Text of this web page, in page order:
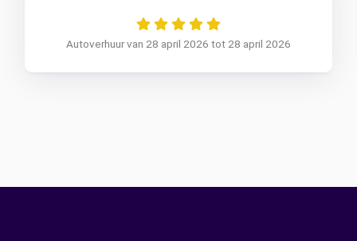
Autoverhuur van 28 april 2026 tot 28 april 2026